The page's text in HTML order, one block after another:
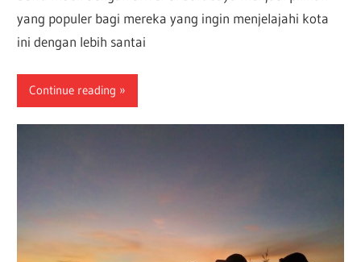
yang populer bagi mereka yang ingin menjelajahi kota
ini dengan lebih santai
Continue reading